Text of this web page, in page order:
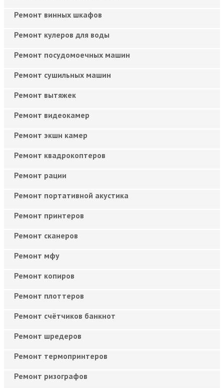
Ремонт винных шкафов
Ремонт кулеров для воды
Ремонт посудомоечных машин
Ремонт сушильных машин
Ремонт вытяжек
Ремонт видеокамер
Ремонт экшн камер
Ремонт квадрокоптеров
Ремонт рации
Ремонт портативной акустика
Ремонт принтеров
Ремонт сканеров
Ремонт мфу
Ремонт копиров
Ремонт плоттеров
Ремонт счётчиков банкнот
Ремонт шредеров
Ремонт термопринтеров
Ремонт ризографов